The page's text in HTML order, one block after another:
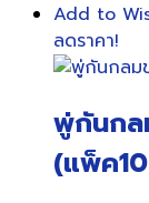
Add to
ลดราคา!
พู่กันกล
(แพ็ค